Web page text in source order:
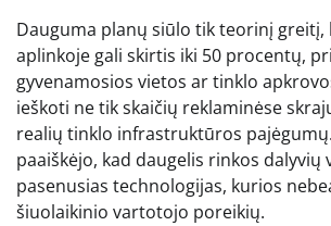
Dauguma planų siūlo tik teorinį greitį,
aplinkoje gali skirtis iki 50 procentų,
gyvenamosios vietos ar tinklo
ieškoti ne tik skaičių reklaminėse
realių tinklo infrastruktūros
paaiškėjo, kad daugelis rinkos dalyvių
pasenusias technologijas, kurios
šiuolaikinio vartotojo poreikių.